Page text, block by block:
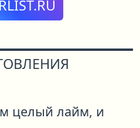
целый лайм, и